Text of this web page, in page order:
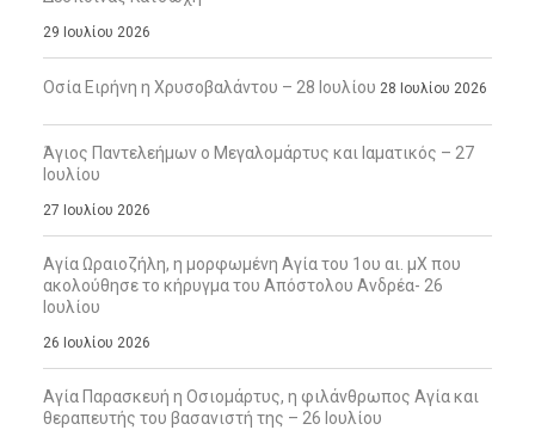
29 Ιουλίου 2026
Οσία Ειρήνη η Χρυσοβαλάντου – 28 Ιουλίου 28 Ιουλίου 2026
Άγιος Παντελεήμων ο Μεγαλομάρτυς και Ιαματικός – 27
Ιουλίου
27 Ιουλίου 2026
Αγία Ωραιοζήλη, η μορφωμένη Αγία του 1ου αι. μΧ που
ακολούθησε το κήρυγμα του Απόστολου Ανδρέα- 26
Ιουλίου
26 Ιουλίου 2026
Αγία Παρασκευή η Οσιομάρτυς, η φιλάνθρωπος Αγία και
θεραπευτής του βασανιστή της – 26 Ιουλίου